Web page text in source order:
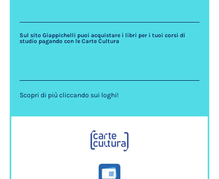
Sul sito Giappichelli puoi acquistare i libri per i tuoi corsi di
studio pagando con le Carte Cultura
Scopri di più cliccando sui loghi!